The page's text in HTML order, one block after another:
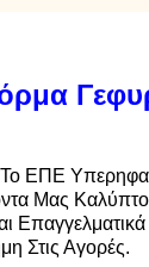
ΕΠΕ
Μας
Στις Αγορές.